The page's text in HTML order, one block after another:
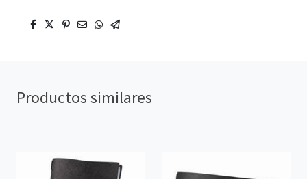
Productos similares